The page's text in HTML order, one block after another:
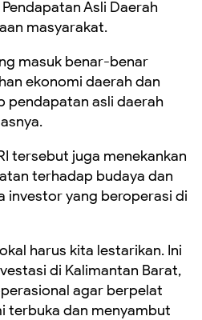
Asli Daerah
masyarakat.
masuk benar-benar
ekonomi daerah dan
pendapatan asli daerah
tersebut juga menekankan
terhadap budaya dan
investor yang beroperasi di
harus kita lestarikan. Ini
di Kalimantan Barat,
agar berpelat
terbuka dan menyambut